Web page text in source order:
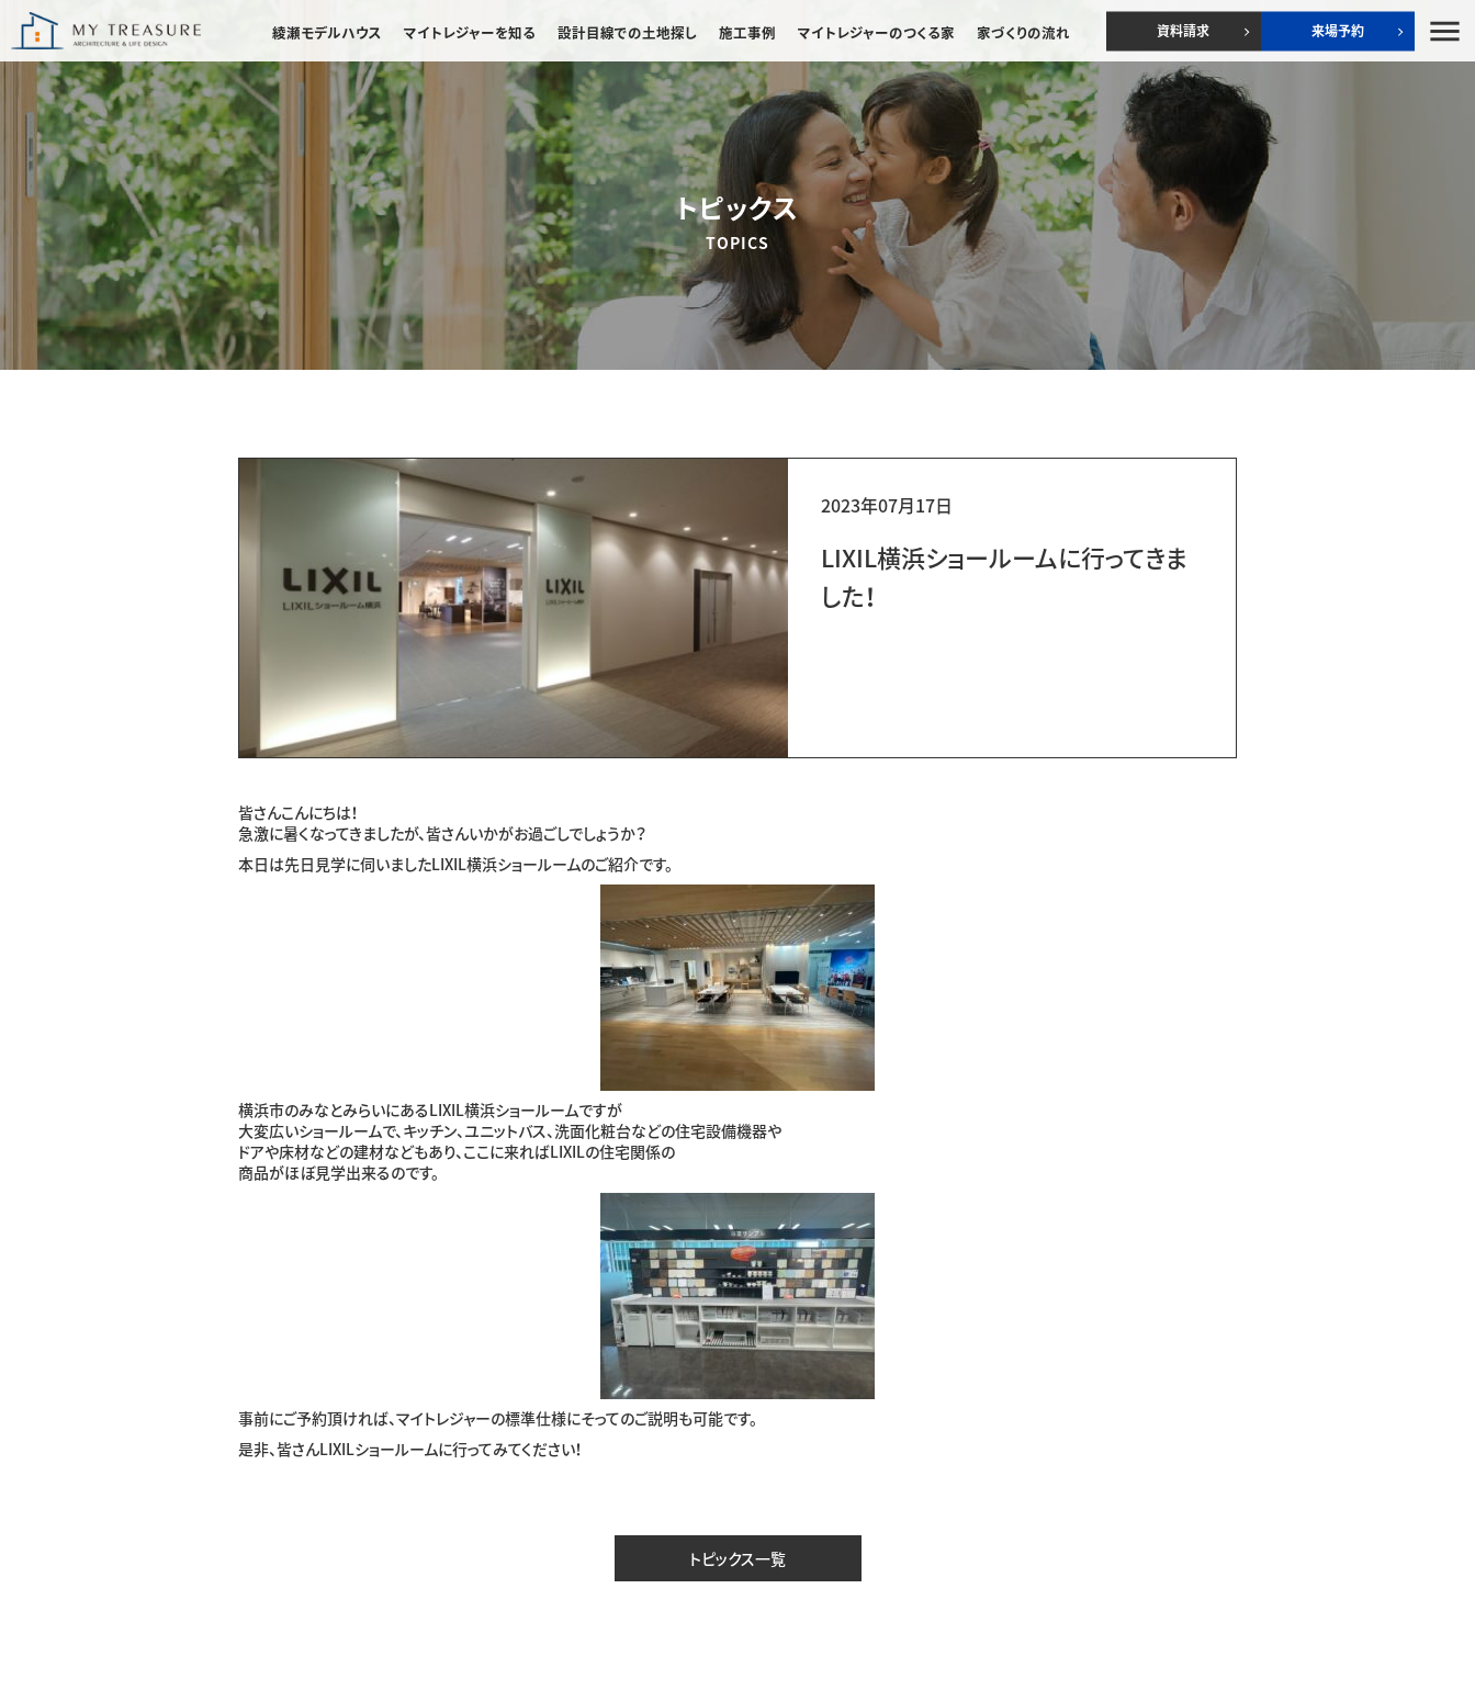
綾瀬モデルハウス マイトレジャーを知る 設計目線での土地探し 施工事例 マイトレジャーのつくる家 家づくりの流れ 資料請求 来場予約 menu
トピックス
TOPICS
2023年07月17日
LIXIL横浜ショールームに行ってきま
した！
皆さんこんにちは！
急激に暑くなってきましたが、皆さんいかがお過ごしでしょうか？
本日は先日見学に伺いましたLIXIL横浜ショールームのご紹介です。
横浜市のみなとみらいにあるLIXIL横浜ショールームですが
大変広いショールームで、キッチン、ユニットバス、洗面化粧台などの住宅設備機器や
ドアや床材などの建材などもあり、ここに来ればLIXILの住宅関係の
商品がほぼ見学出来るのです。
事前にご予約頂ければ、マイトレジャーの標準仕様にそってのご説明も可能です。
是非、皆さんLIXILショールームに行ってみてください！
トピックス一覧